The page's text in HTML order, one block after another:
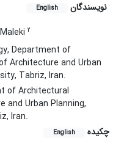
نویسندگان English
2
Department of
Architecture and Urban
Tabriz, Iran.
of Architectural
and Urban Planning,
Iran.
چکیده
English